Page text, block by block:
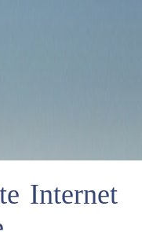
Internet